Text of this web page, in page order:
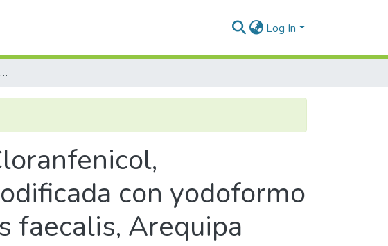
Log In
Eficacia de la pasta antibiótica CTZ (Cloranfenicol, Tetraciclina y Óxido de Zinc) y CTZ Modificada con yodoformo sobre el crecimiento del Enterococcus faecalis, Arequipa 2025
con yodoformo
faecalis, Arequipa